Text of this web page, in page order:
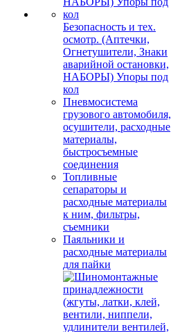
Безопасность и тех.
осмотр. (Аптечки,
Огнетушители, Знаки
аварийной остановки,
НАБОРЫ) Упоры под
кол
Пневмосистема
грузового автомобиля,
осушители, расходные
материалы,
быстросъемные
соединения
Топливные
сепараторы и
расходные материалы
к ним, фильтры,
съемники
Паяльники и
расходные материалы
для пайки